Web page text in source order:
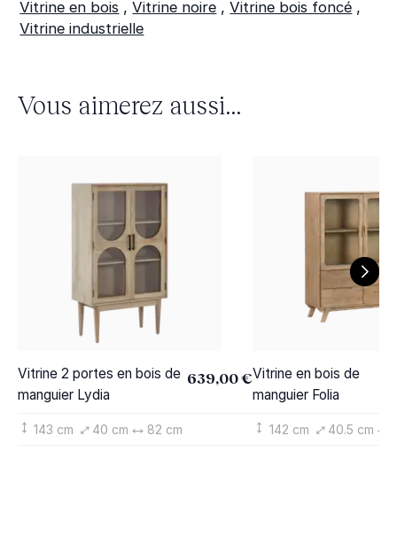
Vitrine en bois ,Vitrine noire ,Vitrine bois foncé ,
Vitrine industrielle
Vous aimerez aussi...
Vitrine 2 portes en bois de
manguier Lydia
639,00 €
143 cm 40 cm 82 cm
Vitrine en bois de
manguier Folia
142 cm 40.5 cm